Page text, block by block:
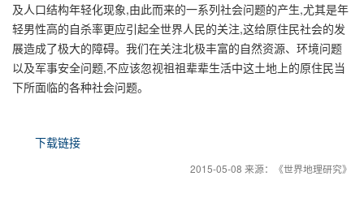
及人口结构年轻化现象,由此而来的一系列社会问题的产生,尤其是年
轻男性高的自杀率更应引起全世界人民的关注,这给原住民社会的发
展造成了极大的障碍。我们在关注北极丰富的自然资源、环境问题
以及军事安全问题,不应该忽视祖祖辈辈生活中这土地上的原住民当
下所面临的各种社会问题。
下载链接
2015-05-08 来源：《世界地理研究》